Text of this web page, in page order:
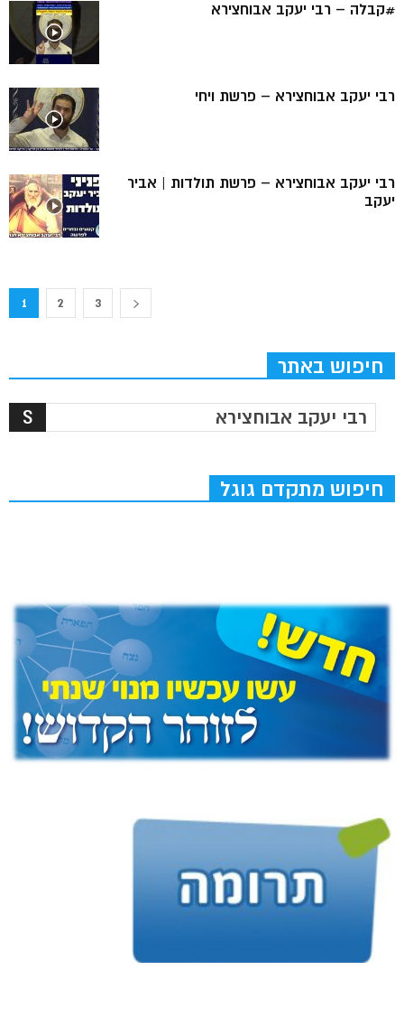
#קבלה – רבי יעקב אבוחצירא
רבי יעקב אבוחצירא – פרשת ויחי
רבי יעקב אבוחצירא – פרשת תולדות | אביר
יעקב
1 2 3
חיפוש באתר
חיפוש מתקדם גוגל